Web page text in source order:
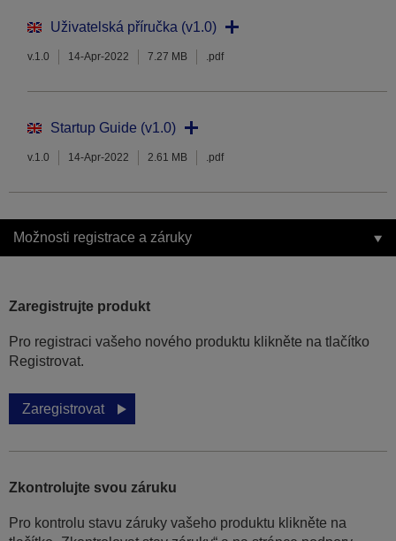
Uživatelská příručka (v1.0)
v.1.0 14-Apr-2022 7.27 MB .pdf
Startup Guide (v1.0)
v.1.0 14-Apr-2022 2.61 MB .pdf
Možnosti registrace a záruky
Zaregistrujte produkt
Pro registraci vašeho nového produktu klikněte na tlačítko
Registrovat.
Zaregistrovat
Zkontrolujte svou záruku
Pro kontrolu stavu záruky vašeho produktu klikněte na